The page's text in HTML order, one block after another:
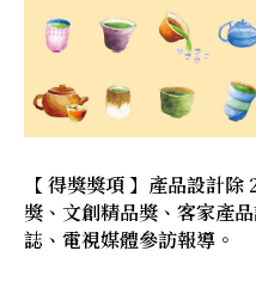
【 得獎獎項 】產品設計
獎、文創精品獎、客家產
誌、電視媒體參訪報導。